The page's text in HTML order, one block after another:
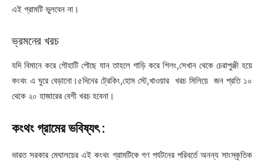
এই গ্রামটি ভুলবেন না।
ভ্রমনের খরচ
যদি বিমানে করে গৌহাটি পৌছে যান তাহলে গাড়ি করে শিলং,সেখান থেকে চেরাপুঞ্জী হয়ে
কংথং এ ঘুরে বেড়ানো।৫দিনের ট্রেকিং,হোম স্টে,খাওয়ার খরচ মিলিয়ে জন প্রতি ১০
থেকে ২০ হাজারের বেশী খরচ হবেনা।
কংথং গ্রামের ভবিষ্যৎ :
ভারত সরকার মেঘালয়ের এই কংথং গ্রামটিকে গণ পর্যটনের পরিবর্তে অনন্য সাংস্কৃতিক